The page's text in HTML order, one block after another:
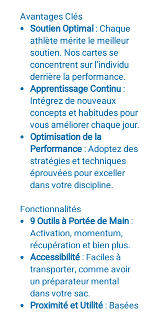
Avantages Clés
Soutien Optimal: Chaque
athlète mérite le meilleur
soutien. Nos cartes se
concentrent sur l’individu
derrière la performance.
Apprentissage Continu:
Intégrez de nouveaux
concepts et habitudes pour
vous améliorer chaque jour.
Optimisation de la
Performance: Adoptez des
stratégies et techniques
éprouvées pour exceller
dans votre discipline.
Fonctionnalités
9 Outils à Portée de Main:
Activation, momentum,
récupération et bien plus.
Accessibilité: Faciles à
transporter, comme avoir
un préparateur mental
dans votre sac.
Proximité et Utilité: Basées